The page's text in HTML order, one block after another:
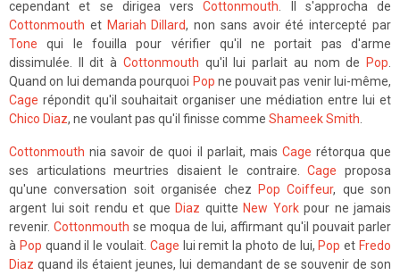
cependant et se dirigea versCottonmouth. Il s'approcha de
Cottonmouth et Mariah Dillard, non sans avoir été intercepté par
Tone qui le fouilla pour vérifier qu'il ne portait pas d'arme
dissimulée. Il dit à Cottonmouth qu'il lui parlait au nom de Pop.
Quand on lui demanda pourquoi Pop ne pouvait pas venir lui-même,
Cage répondit qu'il souhaitait organiser une médiation entre lui et
Chico Diaz, ne voulant pas qu'il finisse comme Shameek Smith.
Cottonmouth nia savoir de quoi il parlait, mais Cage rétorqua que
ses articulations meurtries disaient le contraire.Cage proposa
qu'une conversation soit organisée chez
Pop Coiffeur, que son
argent lui soit rendu et que Diaz quitte New Yorkpour ne jamais
revenir. Cottonmouth se moqua de lui, affirmant qu'il pouvait parler
à Pop quand il le voulait. Cage lui remit la photo de lui, Pop et Fredo
Diaz quand ils étaient jeunes, lui demandant de se souvenir de son